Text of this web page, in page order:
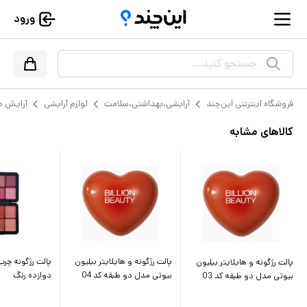
ورود
جستجو کنید...
فروشگاه اینترنتی این‌چند آرایشی،بهداشتی،سلامت لوازم آرایشی آرایش
کالاهای مشابه
پالت رژگونه و هایلایتر بیلیون
بیوتی مدل دو طبقه کد 03
پالت رژگونه و هایلایتر بیلیون
بیوتی مدل دو طبقه کد 04
پالت رژگونه
دوازده رنگ